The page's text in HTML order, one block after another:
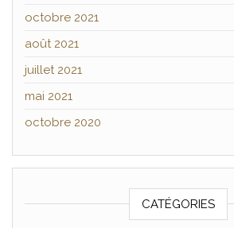
octobre 2021
août 2021
juillet 2021
mai 2021
octobre 2020
CATÉGORIES